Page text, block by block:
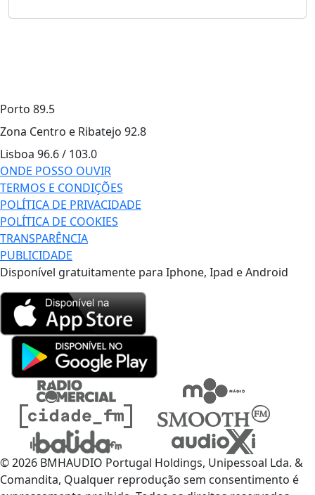
Porto 89.5
Zona Centro e Ribatejo 92.8
Lisboa 96.6 / 103.0
ONDE POSSO OUVIR
TERMOS E CONDIÇÕES
POLÍTICA DE PRIVACIDADE
POLÍTICA DE COOKIES
TRANSPARÊNCIA
PUBLICIDADE
Disponível gratuitamente para Iphone, Ipad e Android
© 2026 BMHAUDIO Portugal Holdings, Unipessoal Lda. &
Comandita, Qualquer reprodução sem consentimento é